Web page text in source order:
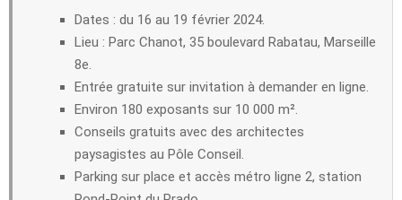
Dates : du 16 au 19 février 2024.
Lieu : Parc Chanot, 35 boulevard Rabatau, Marseille
8e.
Entrée gratuite sur invitation à demander en ligne.
Environ 180 exposants sur 10 000 m².
Conseils gratuits avec des architectes
paysagistes au Pôle Conseil.
Parking sur place et accès métro ligne 2, station